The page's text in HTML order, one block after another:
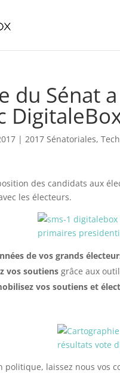
du Sénat
|2017 Sénatoriales,
des candidats aux
les électeurs.
de vos grands
vos soutiens grâce aux
vos soutiens et
politique, laissez nous vos